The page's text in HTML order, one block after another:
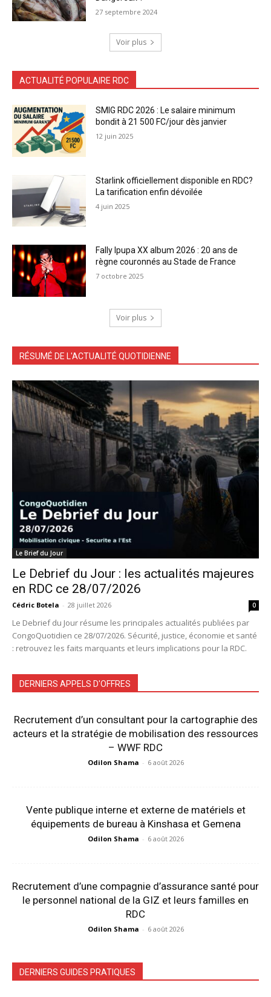
27 septembre 2024
Voir plus
ACTUALITÉ POPULAIRE RDC
SMIG RDC 2026 : Le salaire minimum
bondit à 21 500 FC/jour dès janvier
12 juin 2025
Starlink officiellement disponible en RDC?
La tarification enfin dévoilée
4 juin 2025
Fally Ipupa XX album 2026 : 20 ans de
règne couronnés au Stade de France
7 octobre 2025
Voir plus
RÉSUMÉ DE L'ACTUALITÉ QUOTIDIENNE
Le Brief du Jour
Le Debrief du Jour : les actualités majeures
en RDC ce 28/07/2026
Cédric Botela - 28 juillet 2026 0
Le Debrief du Jour résume les principales actualités publiées par
CongoQuotidien ce 28/07/2026. Sécurité, justice, économie et santé
: retrouvez les faits marquants et leurs implications pour la RDC.
DERNIERS APPELS D'OFFRES
Recrutement d’un consultant pour la cartographie des
acteurs et la stratégie de mobilisation des ressources
– WWF RDC
Odilon Shama - 6 août 2026
Vente publique interne et externe de matériels et
équipements de bureau à Kinshasa et Gemena
Odilon Shama - 6 août 2026
Recrutement d’une compagnie d’assurance santé pour
le personnel national de la GIZ et leurs familles en
RDC
Odilon Shama - 6 août 2026
DERNIERS GUIDES PRATIQUES